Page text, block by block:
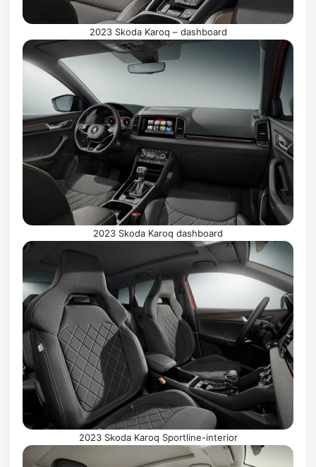
2023 Skoda Karoq – dashboard
2023 Skoda Karoq dashboard
2023 Skoda Karoq Sportline-interior